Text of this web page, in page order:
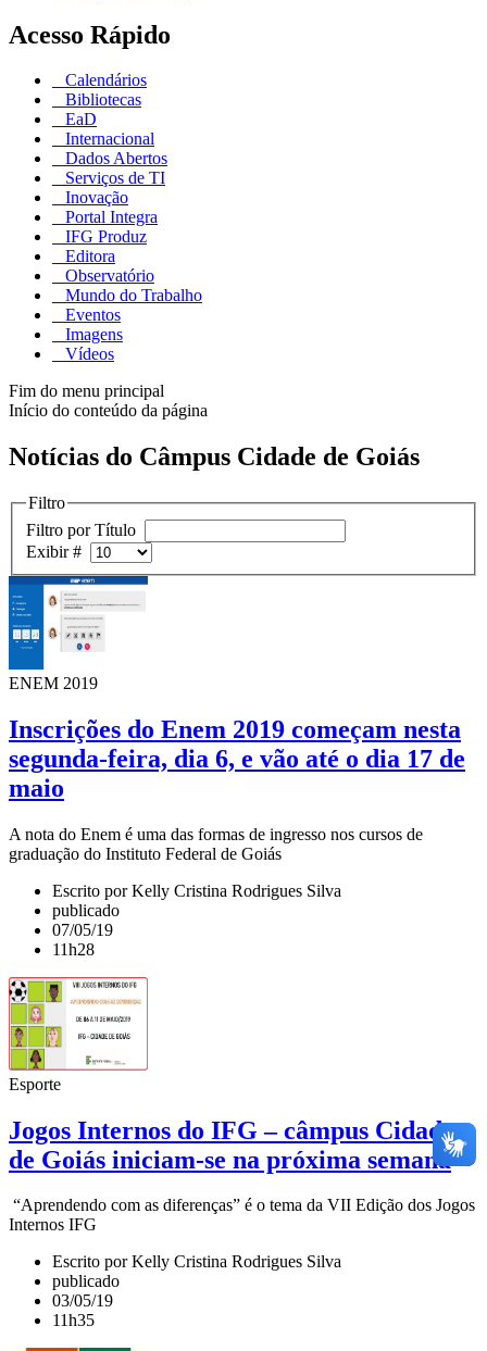
Acesso Rápido
Calendários
Bibliotecas
EaD
Internacional
Dados Abertos
Serviços de TI
Inovação
Portal Integra
IFG Produz
Editora
Observatório
Mundo do Trabalho
Eventos
Imagens
Vídeos
Fim do menu principal
Início do conteúdo da página
Notícias do Câmpus Cidade de Goiás
Filtro
Filtro por Título
Exibir #
ENEM 2019
Inscrições do Enem 2019 começam nesta
segunda-feira, dia 6, e vão até o dia 17 de
maio
A nota do Enem é uma das formas de ingresso nos cursos de
graduação do Instituto Federal de Goiás
Escrito por Kelly Cristina Rodrigues Silva
publicado
07/05/19
11h28
Esporte
Jogos Internos do IFG – câmpus Cidade
de Goiás iniciam-se na próxima semana
“Aprendendo com as diferenças” é o tema da VII Edição dos Jogos
Internos IFG
Escrito por Kelly Cristina Rodrigues Silva
publicado
03/05/19
11h35